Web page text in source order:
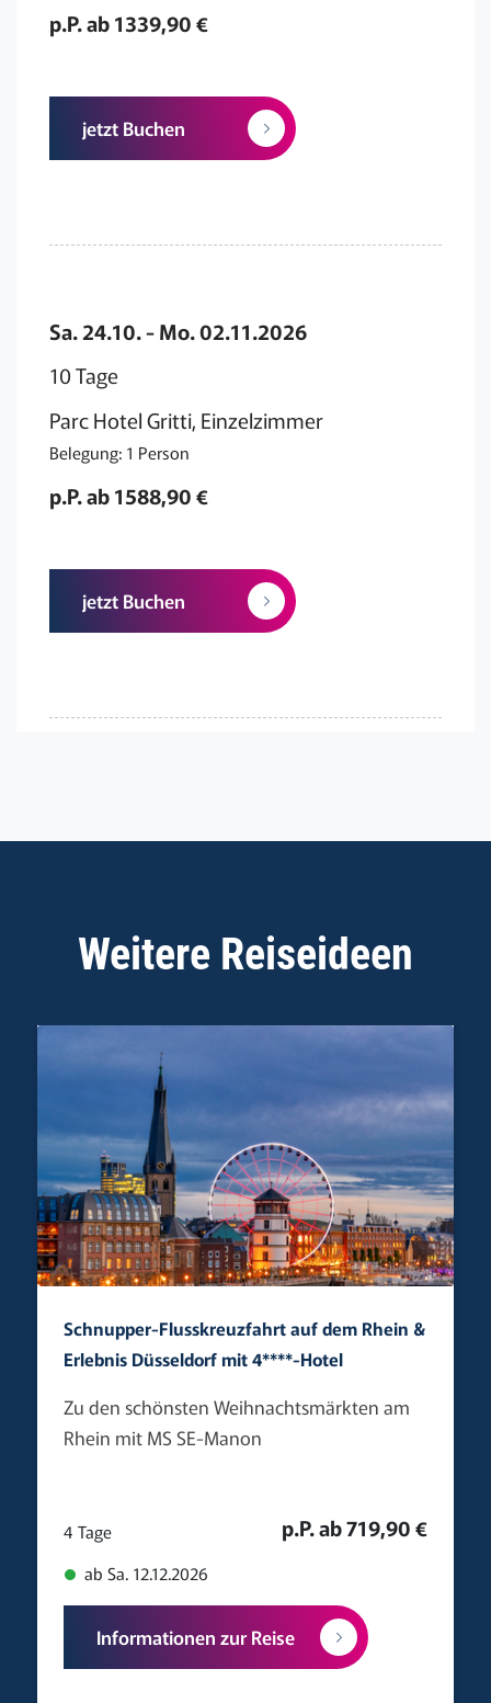
p.P. ab 1339,90 €
jetzt Buchen
Sa. 24.10. - Mo. 02.11.2026
10 Tage
Parc Hotel Gritti, Einzelzimmer
Belegung: 1 Person
p.P. ab 1588,90 €
jetzt Buchen
Weitere Reiseideen
Schnupper-Flusskreuzfahrt auf dem Rhein &
Erlebnis Düsseldorf mit 4****-Hotel
Zu den schönsten Weihnachtsmärkten am
Rhein mit MS SE-Manon
4 Tage
ab Sa. 12.12.2026
p.P. ab 719,90 €
Informationen zur Reise